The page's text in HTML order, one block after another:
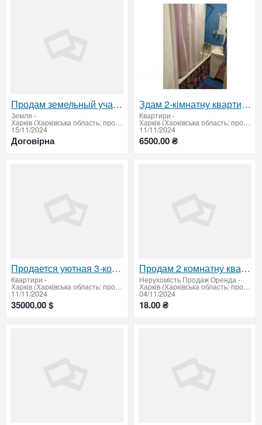
Продам земельный участок в престижном месте
Земля -
Харків (Харківська область: продати купити)
15/11/2024
Договірна
Здам 2-кімнатну квартиру в районі Нові Будинки
Квартири -
Харків (Харківська область: продати купити)
11/11/2024
6500.00 ₴
Продается уютная 3-комнатная квартира в центре улица Мироносицкая, 79
Квартири -
Харків (Харківська область: продати купити)
11/11/2024
35000.00 $
Продам 2 комнатну квартиру
Нерухомiсть Продаж Оренда-
Харків (Харківська область: продати купити)
04/11/2024
18.00 ₴